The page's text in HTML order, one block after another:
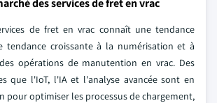
des services de fret en vrac
de fret en vrac connaît une tendance
tendance croissante à la numérisation et à
opérations de manutention en vrac. Des
que l'IoT, l'IA et l'analyse avancée sont en
pour optimiser les processus de chargement,